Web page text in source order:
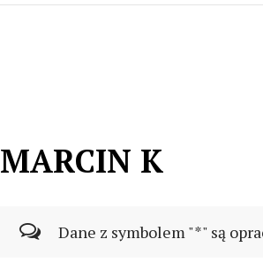
MARCIN K
Dane z symbolem "*" są